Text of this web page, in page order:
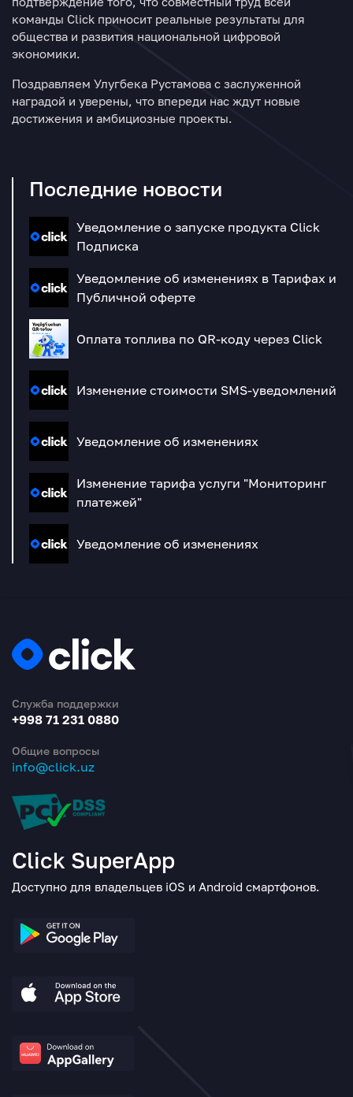
команды Click приносит реальные результаты для
общества и развития национальной цифровой
экономики.
Поздравляем Улугбека Рустамова с заслуженной
наградой и уверены, что впереди нас ждут новые
достижения и амбициозные проекты.
Последние новости
Уведомление о запуске продукта Click
Подписка
Уведомление об изменениях в Тарифах и
Публичной оферте
Оплата топлива по QR-коду через Click
Изменение стоимости SMS-уведомлений
Уведомление об изменениях
Изменение тарифа услуги "Мониторинг
платежей"
Уведомление об изменениях
Служба поддержки
+998 71 231 0880
Общие вопросы
info@click.uz
Click SuperApp
Доступно для владельцев iOS и Android смартфонов.